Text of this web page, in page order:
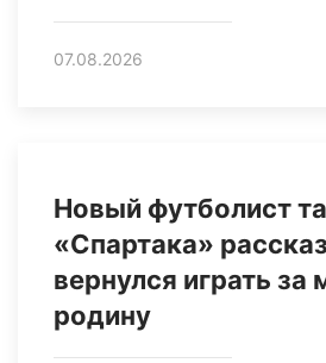
07.08.2026
Новый футболист
«Спартака»
вернулся играть за
родину